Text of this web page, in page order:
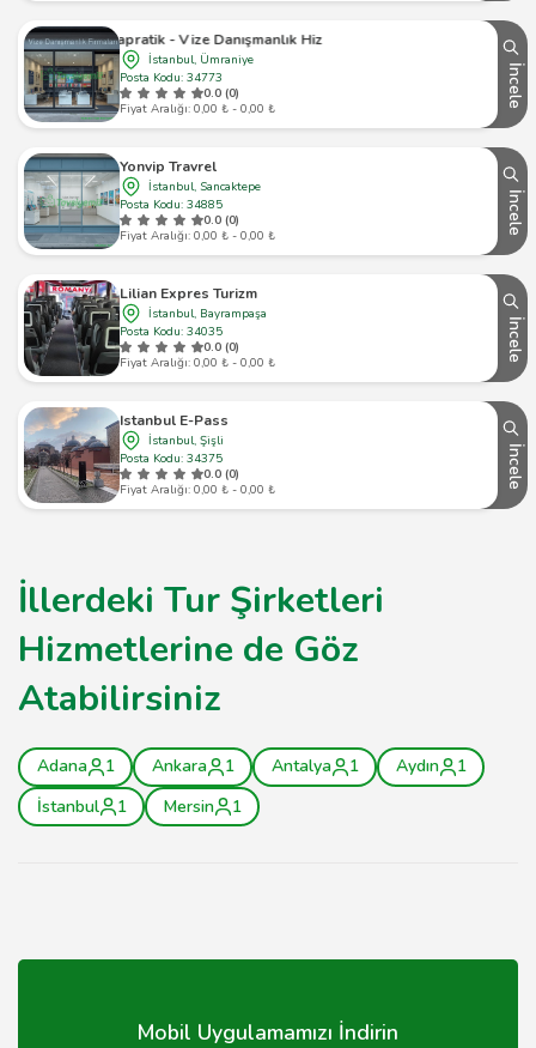
Visapratik - Vize Danışmanlık Hizmetleri
İstanbul, Ümraniye
Posta Kodu: 34773
0.0 (0)
Fiyat Aralığı: 0,00 ₺ - 0,00 ₺
İncele
Yonvip Travrel
İstanbul, Sancaktepe
Posta Kodu: 34885
0.0 (0)
Fiyat Aralığı: 0,00 ₺ - 0,00 ₺
İncele
Lilian Expres Turizm
İstanbul, Bayrampaşa
Posta Kodu: 34035
0.0 (0)
Fiyat Aralığı: 0,00 ₺ - 0,00 ₺
İncele
Istanbul E-Pass
İstanbul, Şişli
Posta Kodu: 34375
0.0 (0)
Fiyat Aralığı: 0,00 ₺ - 0,00 ₺
İncele
İllerdeki Tur Şirketleri
Hizmetlerine de Göz
Atabilirsiniz
Adana 1 Ankara 1 Antalya 1 Aydın
1
İstanbul
1 Mersin 1
Mobil Uygulamamızı İndirin